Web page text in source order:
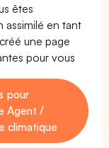
êtes
assimilé en tant
une page
pour vous
pour
Agent /
climatique